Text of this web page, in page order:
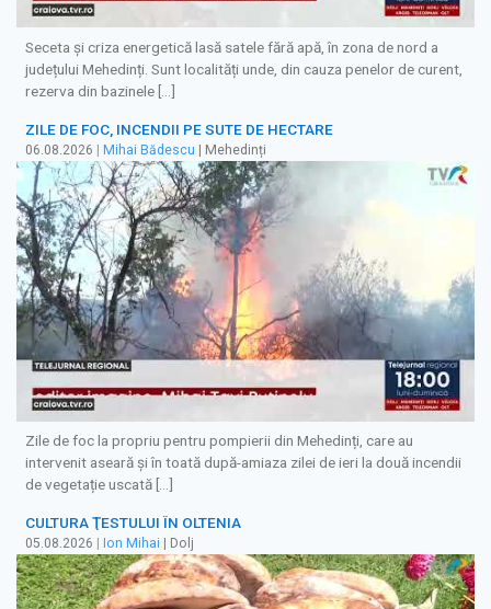
Seceta și criza energetică lasă satele fără apă, în zona de nord a
județului Mehedinți. Sunt localități unde, din cauza penelor de curent,
rezerva din bazinele […]
ZILE DE FOC, INCENDII PE SUTE DE HECTARE
06.08.2026 | Mihai Bădescu | Mehedinți
Zile de foc la propriu pentru pompierii din Mehedinți, care au
intervenit aseară și în toată după-amiaza zilei de ieri la două incendii
de vegetație uscată […]
CULTURA ŢESTULUI ÎN OLTENIA
05.08.2026 Ion Mihai | Dolj